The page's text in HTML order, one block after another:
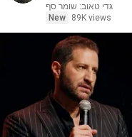
גדי טאוב: שומר סף
New
89K views